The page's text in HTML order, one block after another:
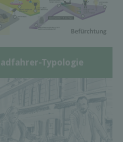
Typologie